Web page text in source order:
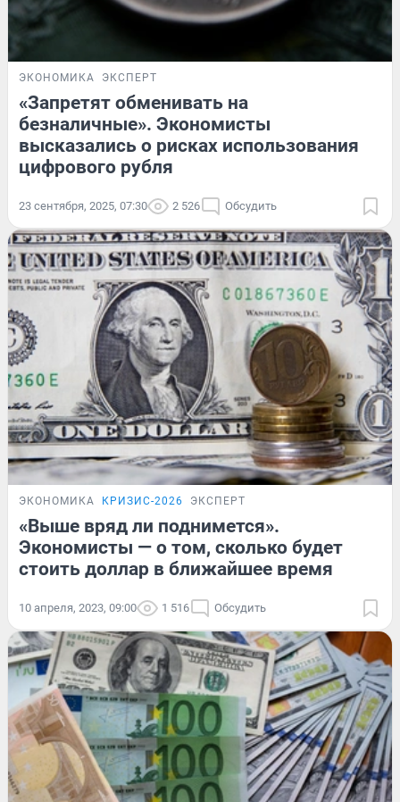
ЭКОНОМИКА ЭКСПЕРТ
«Запретят обменивать на
безналичные». Экономисты
высказались о рисках использования
цифрового рубля
23 сентября, 2025, 07:30 2 526 Обсудить
ЭКОНОМИКА КРИЗИС-2026 ЭКСПЕРТ
«Выше вряд ли поднимется».
Экономисты — о том, сколько будет
стоить доллар в ближайшее время
10 апреля, 2023, 09:00 1 516 Обсудить